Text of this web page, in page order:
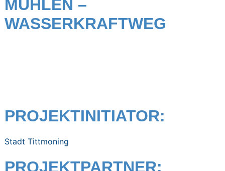
MÜHLEN –
WASSERKRAFTWEG
PROJEKTINITIATOR:
Stadt Tittmoning
PROJEKTPARTNER: